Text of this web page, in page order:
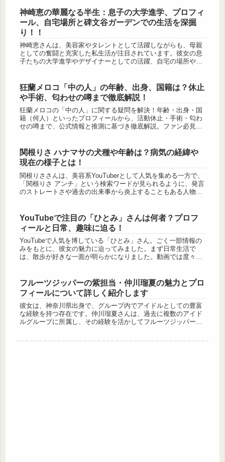
神崎恵の華麗なる半生：息子の大学進学、プロフィ
ール、自宅場所と碑文谷ガーデンでの生活を深掘
り！！
神崎恵さんは、美容家やタレントとして活躍しながらも、母親
としての奮闘と充実した私生活が注目されています。彼女の息
子たちの大学進学やデザイナーとしての活躍、自宅の場所や過
狂蘭メロコ「中の人」の年齢、出身、国籍は？休止
や手術、匂わせの噂まで徹底解説！
狂蘭メロコの「中の人」に関する疑問を解決！年齢・出身・国
籍（何人）といったプロフィールから、活動休止・手術・匂わ
せの噂まで、公式情報と推測に基づき徹底解説。ファン必見の
関根りさ ハナマサの犬種や年齢は？病気の経緯や
現在の様子とは！
関根りささんは、美容系YouTuberとして人気を集める一方で、
「関根りさ アンチ」という検索ワードが見られるように、発言
のストレートさや過去の出来事から炎上することもある人物
YouTubeで注目の「ひとみ」さんは何者？プロフ
ィールと日常、趣味に迫る！
YouTubeで人気を博している「ひとみ」さん。ごく一部情報の
みをもとに、彼女の魅力に迫ってみました。まず日常生活で
は、散歩が好きな一面が明らかになりました。動画では度々、
フルーツジッパーの紫担当・仲川瑠夏の魅力とプロ
フィールについて詳しく紹介します
彼女は、神奈川県出身で、グループ内でアイドルとしての豊富
な経験を持つ存在です。仲川瑠夏さんは、過去に複数のアイド
ルグループに所属し、その経験を活かしてフルーツジッパーで